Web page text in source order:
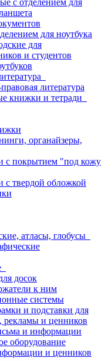
с отделением для
для ноутбука
для
и студентов
литература
книжки и тетради
органайзеры,
с покрытием "под кожу
с твердой обложкой
атласы, глобусы
досок
к ним
системы
и подставки для
и ценников
и информации
оборудование
и ценников